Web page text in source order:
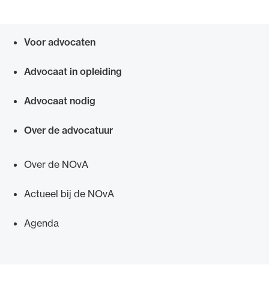
Voor advocaten
Advocaat in opleiding
Advocaat nodig
Over de advocatuur
Over de NOvA
Actueel bij de NOvA
Agenda
beroepsuitoefening: van de advocatenpas tot
geheimhoudernummers.